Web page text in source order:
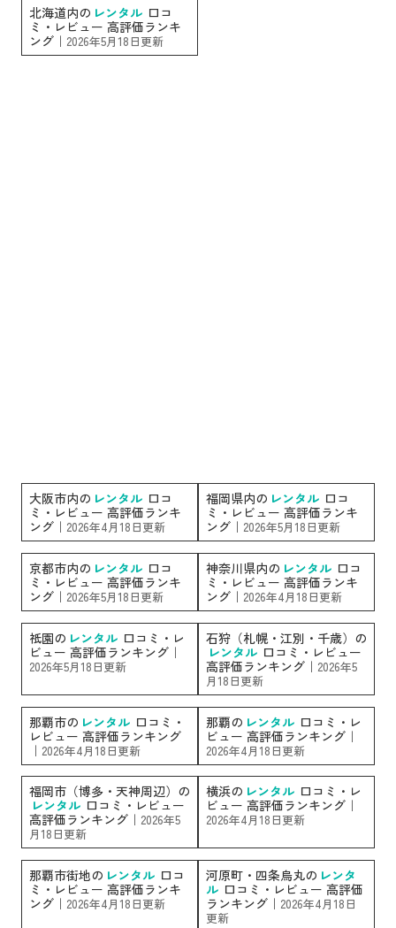
北海道内の レンタル 口コ
ミ・レビュー 高評価ランキ
ング｜ 2026年5月18日更新
大阪市内の レンタル 口コ
ミ・レビュー 高評価ランキ
ング｜ 2026年4月18日更新
福岡県内の レンタル 口コ
ミ・レビュー 高評価ランキ
ング｜ 2026年5月18日更新
京都市内の レンタル 口コ
ミ・レビュー 高評価ランキ
ング｜ 2026年5月18日更新
神奈川県内の レンタル 口コ
ミ・レビュー 高評価ランキ
ング｜ 2026年4月18日更新
祇園の レンタル 口コミ・レ
ビュー 高評価ランキング｜
2026年5月18日更新
石狩（札幌・江別・千歳）の
レンタル 口コミ・レビュー
高評価ランキング｜ 2026年5
月18日更新
那覇市の レンタル 口コミ・
レビュー 高評価ランキング
｜ 2026年4月18日更新
那覇の レンタル 口コミ・レ
ビュー 高評価ランキング｜
2026年4月18日更新
福岡市（博多・天神周辺）の
レンタル 口コミ・レビュー
高評価ランキング｜ 2026年5
月18日更新
横浜の レンタル 口コミ・レ
ビュー 高評価ランキング｜
2026年4月18日更新
那覇市街地の レンタル 口コ
ミ・レビュー 高評価ランキ
ング｜ 2026年4月18日更新
河原町・四条烏丸の レンタ
ル 口コミ・レビュー 高評価
ランキング｜ 2026年4月18日
更新